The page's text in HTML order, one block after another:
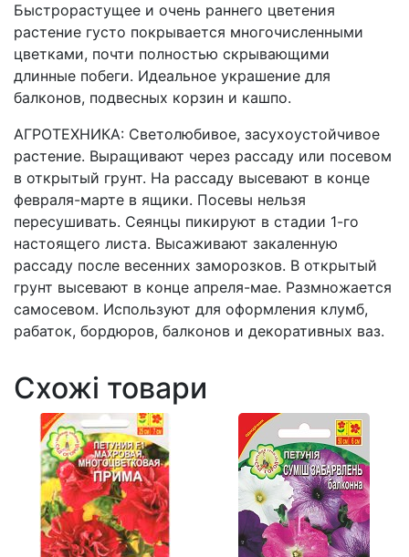
Быстрорастущее и очень раннего цветения
растение густо покрывается многочисленными
цветками, почти полностью скрывающими
длинные побеги. Идеальное украшение для
балконов, подвесных корзин и кашпо.
АГРОТЕХНИКА: Светолюбивое, засухоустойчивое
растение. Выращивают через рассаду или посевом
в открытый грунт. На рассаду высевают в конце
февраля-марте в ящики. Посевы нельзя
пересушивать. Сеянцы пикируют в стадии 1-го
настоящего листа. Высаживают закаленную
рассаду после весенних заморозков. В открытый
грунт высевают в конце апреля-мае. Размножается
самосевом. Используют для оформления клумб,
рабаток, бордюров, балконов и декоративных ваз.
Схожі товари